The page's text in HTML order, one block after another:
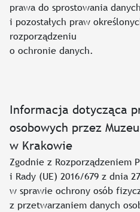
prawa do sprostowania
i pozostałych praw
rozporządzeniu
o ochronie danych.
Informacja dotycząca
osobowych przez
w Krakowie
Zgodnie z Rozporządzeniem
i Rady (UE) 2016/679 z dnia
w sprawie ochrony osób
z przetwarzaniem danych